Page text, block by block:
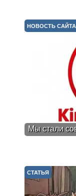
Мы стали
НОВОСТЬ САЙТА
СТАТЬЯ